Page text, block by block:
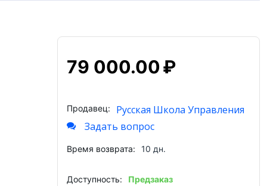
79 000.00₽
Продавец:
Русская Школа Управления
Задать вопрос
Время возврата: 10 дн.
Доступность: Предзаказ